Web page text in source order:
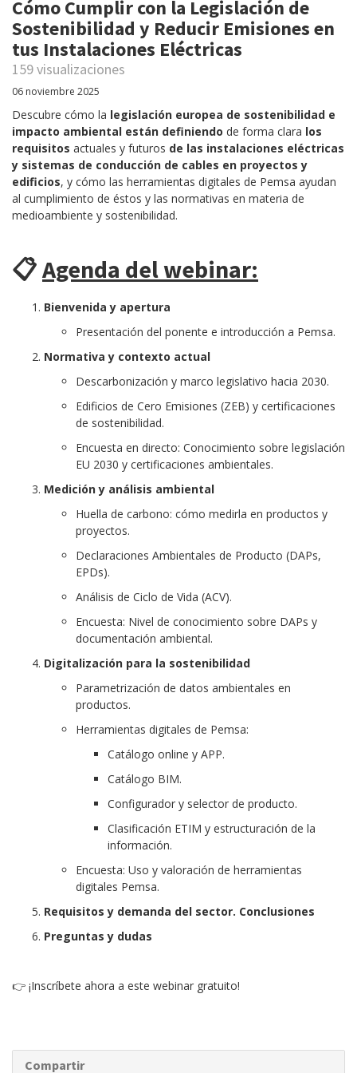
Cómo Cumplir con la Legislación de
Sostenibilidad y Reducir Emisiones en
tus Instalaciones Eléctricas
159 visualizaciones
06 noviembre 2025
Descubre cómo la legislación europea de sostenibilidad e
impacto ambiental están definiendo de forma clara los
requisitos actuales y futuros de las instalaciones eléctricas
y sistemas de conducción de cables en proyectos y
edificios, y cómo las herramientas digitales de Pemsa ayudan
al cumplimiento de éstos y las normativas en materia de
medioambiente y sostenibilidad.
📋Agenda del webinar:
Bienvenida y apertura
Presentación del ponente e introducción a Pemsa.
Normativa y contexto actual
Descarbonización y marco legislativo hacia 2030.
Edificios de Cero Emisiones (ZEB) y certificaciones
de sostenibilidad.
Encuesta en directo: Conocimiento sobre legislación
EU 2030 y certificaciones ambientales.
Medición y análisis ambiental
Huella de carbono: cómo medirla en productos y
proyectos.
Declaraciones Ambientales de Producto (DAPs,
EPDs).
Análisis de Ciclo de Vida (ACV).
Encuesta: Nivel de conocimiento sobre DAPs y
documentación ambiental.
Digitalización para la sostenibilidad
Parametrización de datos ambientales en
productos.
Herramientas digitales de Pemsa:
Catálogo online y APP.
Catálogo BIM.
Configurador y selector de producto.
Clasificación ETIM y estructuración de la
información.
Encuesta: Uso y valoración de herramientas
digitales Pemsa.
Requisitos y demanda del sector. Conclusiones
Preguntas y dudas
👉 ¡Inscríbete ahora a este webinar gratuito!
Compartir